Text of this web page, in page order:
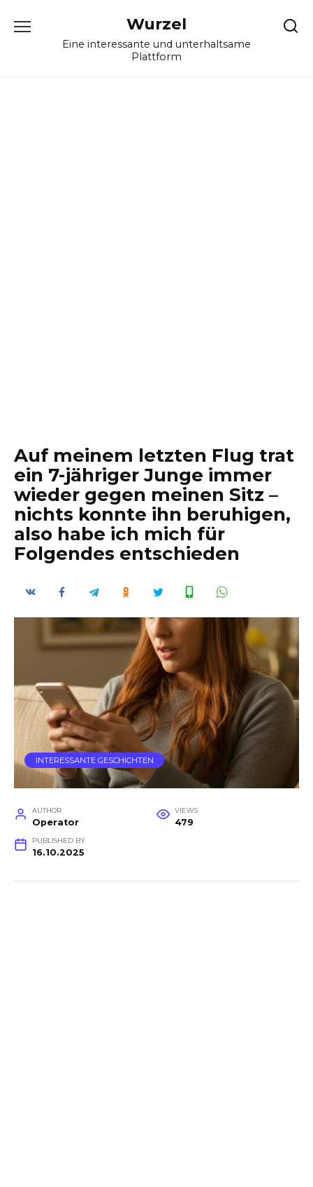
Wurzel
Eine interessante und unterhaltsame
Plattform
Auf meinem letzten Flug trat
ein 7-jähriger Junge immer
wieder gegen meinen Sitz –
nichts konnte ihn beruhigen,
also habe ich mich für
Folgendes entschieden
INTERESSANTE GESCHICHTEN
AUTHOR
Operator
VIEWS
479
PUBLISHED BY
16.10.2025